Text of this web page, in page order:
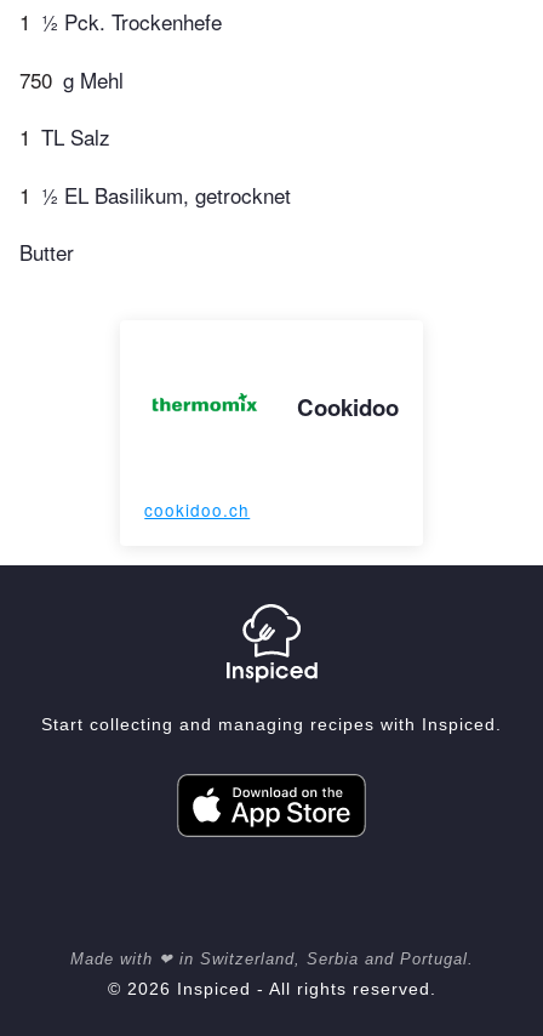
1 ½ Pck. Trockenhefe
750 g Mehl
1 TL Salz
1 ½ EL Basilikum, getrocknet
Butter
Cookidoo
cookidoo.ch
Start collecting and managing recipes with Inspiced.
Made with ❤ in Switzerland, Serbia and Portugal.
© 2026 Inspiced - All rights reserved.